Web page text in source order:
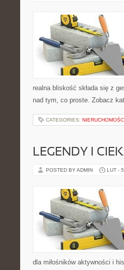
realna bliskość składa się z
nad tym, co proste. Zobacz
CATEGORIES:
LEGENDY I
POSTED BY ADMIN LUT -
dla miłośników aktywności i